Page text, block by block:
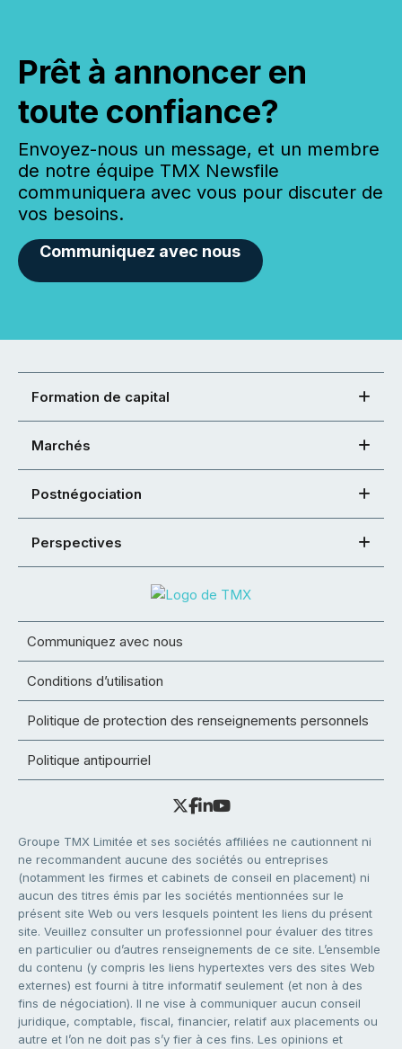
Prêt à annoncer en
toute confiance?
Envoyez-nous un message, et un membre
de notre équipe TMX Newsfile
communiquera avec vous pour discuter de
vos besoins.
Communiquez avec nous
Formation de capital
Marchés
Postnégociation
Perspectives
Communiquez avec nous
Conditions d’utilisation
Politique de protection des renseignements personnels
Politique antipourriel
Groupe TMX Limitée et ses sociétés affiliées ne cautionnent ni
ne recommandent aucune des sociétés ou entreprises
(notamment les firmes et cabinets de conseil en placement) ni
aucun des titres émis par les sociétés mentionnées sur le
présent site Web ou vers lesquels pointent les liens du présent
site. Veuillez consulter un professionnel pour évaluer des titres
en particulier ou d’autres renseignements de ce site. L’ensemble
du contenu (y compris les liens hypertextes vers des sites Web
externes) est fourni à titre informatif seulement (et non à des
fins de négociation). Il ne vise à communiquer aucun conseil
juridique, comptable, fiscal, financier, relatif aux placements ou
autre et l’on ne doit pas s’y fier à ces fins. Les opinions et